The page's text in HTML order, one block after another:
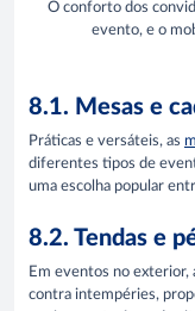
O conforto dos
evento, e o
8.1. Mesas e
Práticas e versáteis, as
diferentes tipos de
uma escolha popular
8.2. Tendas e
Em eventos no exterior,
contra intempéries,